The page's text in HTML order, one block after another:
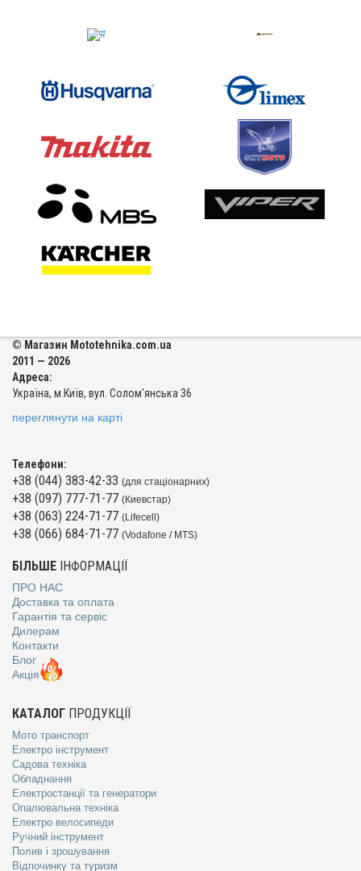
© Магазин Mototehnika.com.ua
2011 — 2026
Адреса:
Україна, м.Київ, вул. Солом'янська 36
переглянути на карті
Телефони:
+38 (044) 383-42-33 (для стаціонарних)
+38 (097) 777-71-77 (Киевстар)
+38 (063) 224-71-77 (Lifecell)
+38 (066) 684-71-77 (Vodafone / MTS)
БІЛЬШЕ ІНФОРМАЦІЇ
ПРО НАС
Доставка та оплата
Гарантія та сервіс
Дилерам
Контакти
Блог
Акція
КАТАЛОГ ПРОДУКЦІЇ
Мото транспорт
Електро інструмент
Садова техніка
Обладнання
Електростанції та генератори
Опалювальна техніка
Електро велосипеди
Ручний інструмент
Полив і зрошування
Відпочинку та туризм